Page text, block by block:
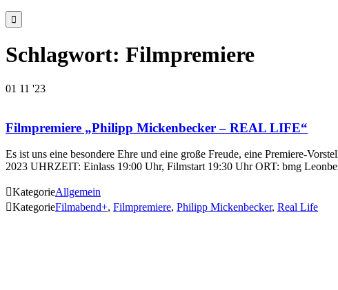

Schlagwort: Filmpremiere
01 11 '23
Filmpremiere „Philipp Mickenbecker – REAL LIFE“
Es ist uns eine besondere Ehre und eine große Freude, eine Premiere-
2023 UHRZEIT: Einlass 19:00 Uhr, Filmstart 19:30 Uhr ORT: bmg
KategorieAllgemein
KategorieFilmabend+, Filmpremiere, Philipp Mickenbecker, Real Life